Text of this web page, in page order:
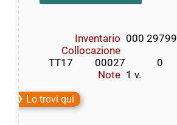
Inventario 000 29799
Collocazione
        TT17         00027             0
Note 1 v.
Lo trovi qui